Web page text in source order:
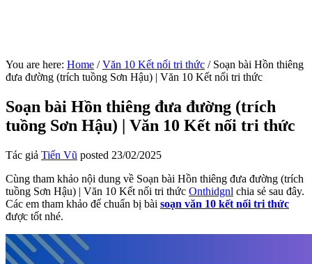
You are here: Home / Văn 10 Kết nối tri thức /Soạn bài Hồn thiêng
đưa đường (trích tuồng Sơn Hậu) | Văn 10 Kết nối tri thức
Soạn bài Hồn thiêng đưa đường (trích
tuồng Sơn Hậu) | Văn 10 Kết nối tri thức
Tác giả Tiến Vũ posted 23/02/2025
Cùng tham khảo nội dung về Soạn bài Hồn thiêng đưa đường (trích
tuồng Sơn Hậu) | Văn 10 Kết nối tri thức Onthidgnl chia sẻ sau đây.
Các em tham khảo để chuẩn bị bài soạn văn 10 kết nối tri thức
được tốt nhé.